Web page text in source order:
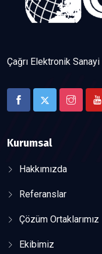
Çağrı Elektronik
Kurumsal
Hakkımızda
Referanslar
Çözüm Ortaklarımız
Ekibimiz